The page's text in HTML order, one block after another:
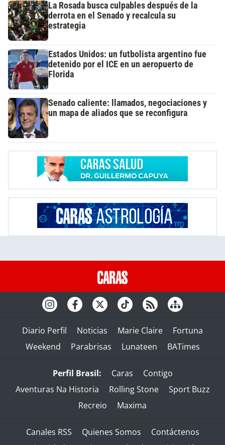
La Rosada busca culpables después de la
derrota en el Senado y recalcula su
estrategia
Estados Unidos: un futbolista argentino fue
detenido por el ICE en un aeropuerto de
Florida
Senado caliente: llamados, negociaciones y
un mapa de aliados que se reconfigura
Diario Perfil Noticias Marie Claire
Fortuna
Weekend
Parabrisas Lunateen BATimes
Perfil Brasil: Caras
Contigo
Aventuras Na Historia
Rolling Stone
Sport Buzz
Recreio
Maxima
Canales RSS Quienes Somos
Contáctenos